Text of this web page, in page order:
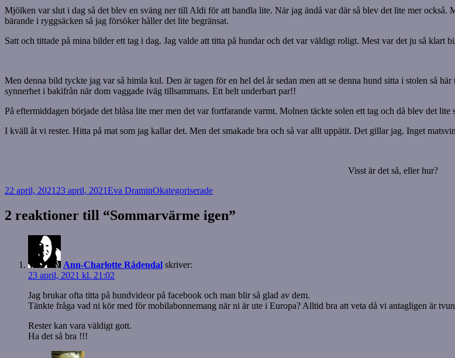
Mjölken var slut i dag så det blev en sväng ner till Aldi för att handla lite. När jag ändå var där så blev det lite mer
bärande i ryggsäcken så jag försöker håller det lite begränsat.
Satt och tittade på mina bilder ett tag i dag. Jag valde att titta på hundar och det var väldigt roligt. Mest var det ju så klart
Men denna bild tyckte jag var så himla kul. Den är tagen för en hel del år sedan men att se denna hund sitta i stolen så
synnerhet i bakifrån när dom vaggade iväg tillsammans. Ett helt underbart par!!
På eftermiddagen började det blåsa lite mer men det var fortfarande varmt. Molnen täckte solen ett tag och då blev det lite
I kväll åt vi rester. Hitta på mat som jag kallar det. Men det smakade bra och så var allt uppätit. Det gillar jag. Inget
Visst är det så, eller hur?
Postat
22 april, 2021 23 april, 2021Författare
Eva DraminKategorier
Okategoriserade
2 reaktioner till “Sommarvärme igen”
Ann-Charlotte Rådendal skriver:
23 april, 2021 kl. 21:02
Jag brukar ofta titta på hundvideor på facebook och man blir så glad av dem.
Tänkte fråga vad ni kör med för mobilabonnemang när ni är ute i Europa? Alltid bra att veta då vi antagligen är
Rester kan vara väldigt gott.
Ha det så bra !!!